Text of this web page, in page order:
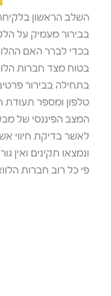
השלב הראשון
בבירור מעמיק על
בכדי לברר האם
בטוח מצד חברות
בתחילה בבירור
טלפון ומספר תעודת
המצב הפיננסי של
לאשר בדיקת חיווי
ונמצאו תקינים ואין
פי כל רוב חברות